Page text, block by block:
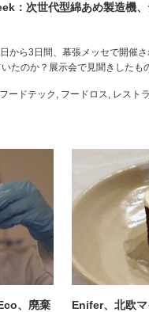
：次世代型綿あめ製造機
から3日間、幕張メッセで開催
たのか？展示会で見聞きした
フードテック , フードロス, レスト
、廃棄
Enifer、北欧